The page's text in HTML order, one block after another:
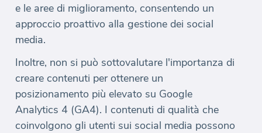
e le aree di miglioramento, consentendo un
approccio proattivo alla gestione dei social
media.
Inoltre, non si può sottovalutare l'importanza di
creare contenuti per ottenere un
posizionamento più elevato su Google
Analytics 4 (GA4). I contenuti di qualità che
coinvolgono gli utenti sui social media possono